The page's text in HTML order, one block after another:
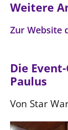
Weitere
Zur Website
Die
Paulus
Von Star